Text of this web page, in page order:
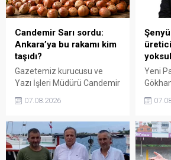
değerlendirilmesi gerektiğini
söyledi.
dedi.
Candemir Sarı sordu:
Ankara’ya bu rakamı kim
taşıdı?
Gazetemiz kurucusu ve
Yazı İşleri Müdürü Candemir
tartışmalarını köşesine
300 liraya ulaştığı bir
dönemde Ankara’ya 240
liralık fiyat teklifi
07.08.2026
Yeni